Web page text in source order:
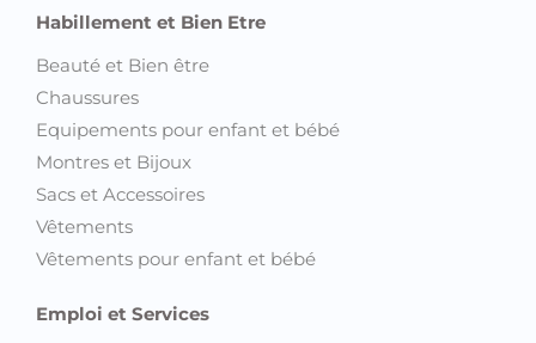
Habillement et Bien Etre
Beauté et Bien être
Chaussures
Equipements pour enfant et bébé
Montres et Bijoux
Sacs et Accessoires
Vêtements
Vêtements pour enfant et bébé
Emploi et Services